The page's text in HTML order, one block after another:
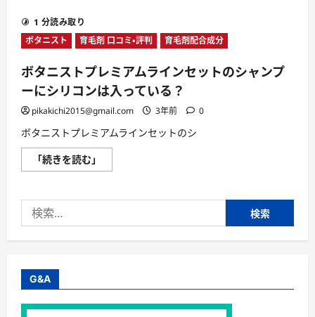
1 分読み取り
ボタニスト
育毛剤 口コミ・評判 育毛剤配合成分
ボタニストプレミアムラインセットのシャンプ
ーにシリコンは入っている？
pikakichi2015@gmail.com 3年前 0
ボタニストプレミアムラインセットのシ
「続きを読む」
タ
ト
ミ
ア
セ
ト
索:
G&A